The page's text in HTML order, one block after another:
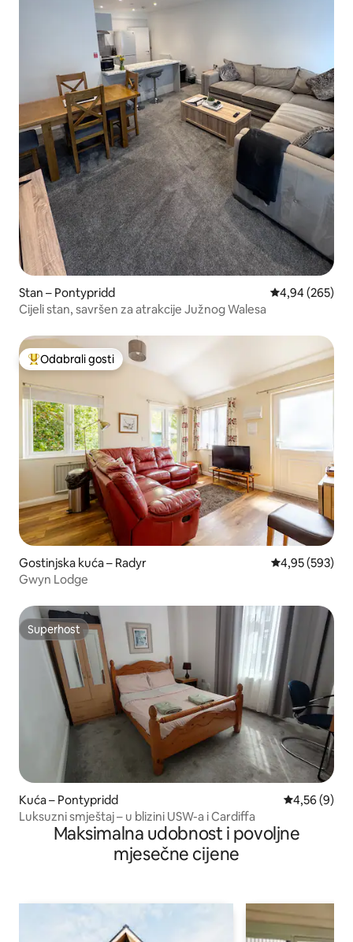
Stan – Pontypridd Prosječna
4,94 (265)
Cijeli stan, savršen za atrakcije Južnog Walesa
Među najviše rangiranima s oznakom „Odabrali gosti”
Odabrali gosti
Gostinjska kuća – Radyr Prosječna
4,95 (593)
Gwyn Lodge
Superhost
Superhost
Kuća – Pontypridd Prosječna
4,56 (9)
Luksuzni smještaj – u blizini USW-a i Cardiffa
Maksimalna udobnost i povoljne
mjesečne cijene